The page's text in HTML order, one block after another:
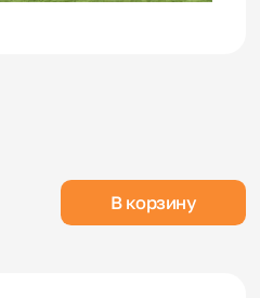
В корзину